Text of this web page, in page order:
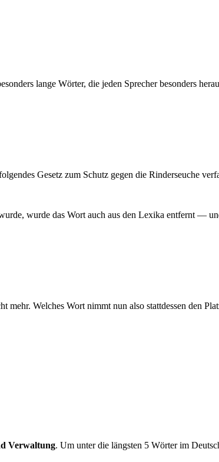
lange Wörter, die jeden Sprecher besonders
Gesetz zum Schutz gegen die Rinderseuche
wurde das Wort auch aus den Lexika entfernt —
mehr. Welches Wort nimmt nun also stattdessen den
Verwaltung. Um unter die längsten 5 Wörter im